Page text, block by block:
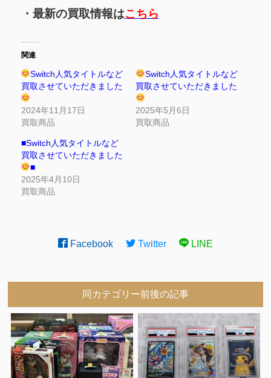
・最新の買取情報はこちら
関連
Switch人気タイトルなど
買取させていただきました
2024年11月17日
買取商品
Switch人気タイトルなど
買取させていただきました
2025年5月6日
買取商品
■Switch人気タイトルなど
買取させていただきました
■
2025年4月10日
買取商品
Facebook Twitter LINE
同カテゴリー前後の記事